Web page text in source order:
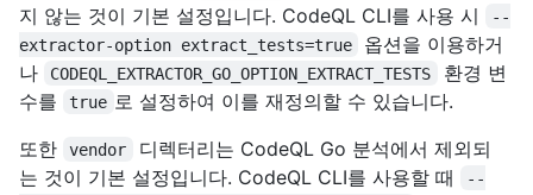
지 않는 것이 기본 설정입니다. CodeQL CLI를 사용 시
--
extractor-option extract_tests=true
옵션을 이용하거
나
CODEQL_EXTRACTOR_GO_OPTION_EXTRACT_TESTS
환경 변
수를
true 로 설정하여 이를 재정의할 수 있습니다.
또한
vendor
디렉터리는 CodeQL Go 분석에서 제외되
는 것이 기본 설정입니다. CodeQL CLI를 사용할 때
--